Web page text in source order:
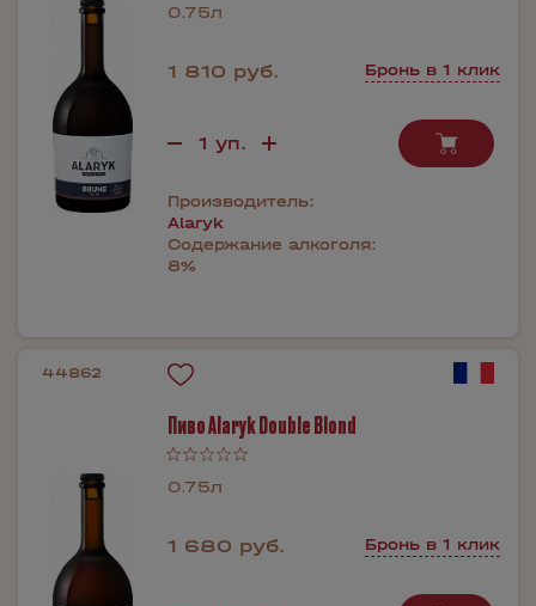
0.75л
1 810 руб. Бронь в 1 клик
Производитель:
Alaryk
Содержание алкоголя:
8%
44862
Пиво Alaryk Double Blond
0.75л
1 680 руб. Бронь в 1 клик